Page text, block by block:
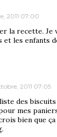
2011 07:00
la recette. Je
et les enfants
2011 07:05
des
mes
bien que